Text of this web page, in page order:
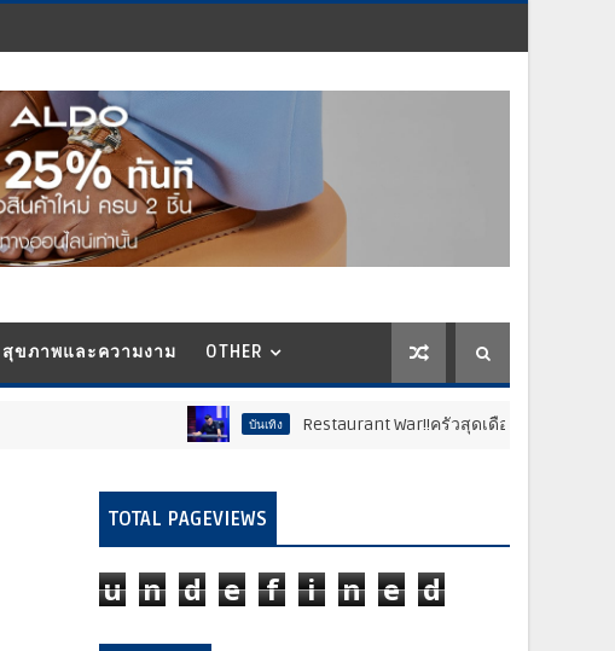
สุขภาพและความงาม OTHER
Restaurant War!!ครัวสุดเดือด พ่อค้าซ่าแม่ค้าแซ่บ..สติหลุ
TOTAL PAGEVIEWS
u n d e f i n e d